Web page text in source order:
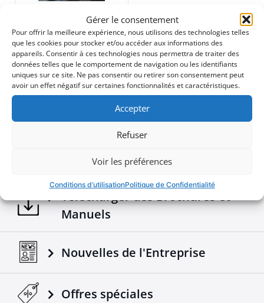
Gérer le consentement
Pour offrir la meilleure expérience, nous utilisons des technologies telles
que les cookies pour stocker et/ou accéder aux informations des
appareils. Consentir à ces technologies nous permettra de traiter des
données telles que le comportement de navigation ou les identifiants
uniques sur ce site. Ne pas consentir ou retirer son consentement peut
avoir un effet négatif sur certaines fonctionnalités et caractéristiques.
Accepter
Refuser
Voir les préférences
Conditions d’utilisationPolitique de Confidentialité
cabine en cas de retournement, ce roll bar offre une
sécurité fiable tout en ajoutant du style.
Ajoutez une pièce exceptionnelle à votre équipement
tout-terrain avec cet ajout à la gamme Tessera4x4,
reconnue pour ses accessoires 4x4 premium, durables
Transformez votre camion avec le roll bar sportif de
Tessera4x4 – une déclaration de force, de sécurité et
de sophistication pour votre 4x4.
Téléchargements
Brochures - Tessera4x4 2026 e-brochure
Configurer votre véhicule
Télécharger des Brochures et
Manuels
Nouvelles de l'Entreprise
Offres spéciales